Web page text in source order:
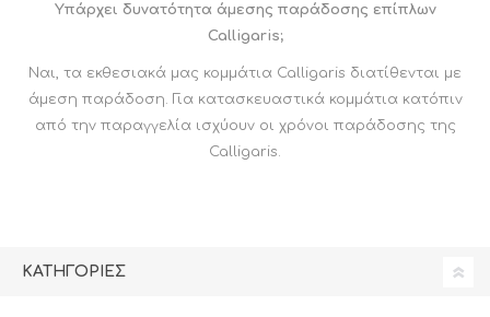
Υπάρχει δυνατότητα άμεσης παράδοσης επίπλων
Calligaris;
Ναι, τα εκθεσιακά μας κομμάτια Calligaris διατίθενται με
άμεση παράδοση. Για κατασκευαστικά κομμάτια κατόπιν
από την παραγγελία ισχύουν οι χρόνοι παράδοσης της
Calligaris.
ΚΑΤΗΓΟΡΊΕΣ